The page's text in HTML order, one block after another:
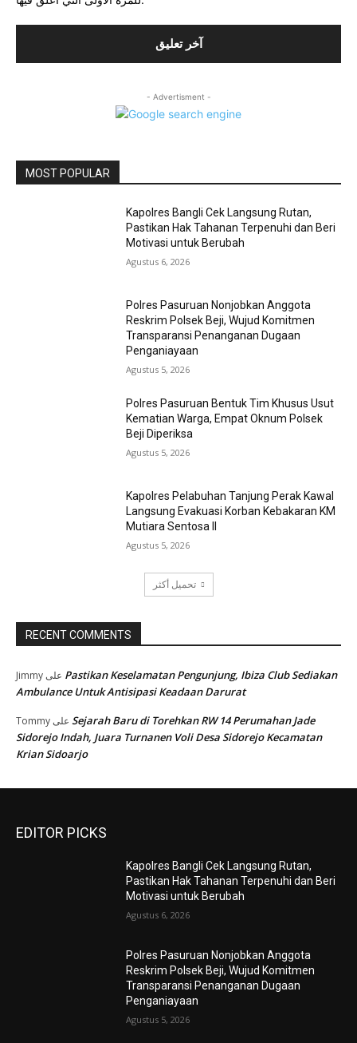
- Advertisment -
MOST POPULAR
Kapolres Bangli Cek Langsung Rutan,
Pastikan Hak Tahanan Terpenuhi dan Beri
Motivasi untuk Berubah
Agustus 6, 2026
Polres Pasuruan Nonjobkan Anggota
Reskrim Polsek Beji, Wujud Komitmen
Transparansi Penanganan Dugaan
Penganiayaan
Agustus 5, 2026
Polres Pasuruan Bentuk Tim Khusus Usut
Kematian Warga, Empat Oknum Polsek
Beji Diperiksa
Agustus 5, 2026
Kapolres Pelabuhan Tanjung Perak Kawal
Langsung Evakuasi Korban Kebakaran KM
Mutiara Sentosa II
Agustus 5, 2026
تحميل أكثر
RECENT COMMENTS
Jimmy
Pastikan Keselamatan Pengunjung, Ibiza Club Sediakan
Ambulance Untuk Antisipasi Keadaan Darurat
Tommy
Sejarah Baru di Torehkan RW 14 Perumahan Jade
Sidorejo Indah, Juara Turnanen Voli Desa Sidorejo Kecamatan
Krian Sidoarjo
EDITOR PICKS
Kapolres Bangli Cek Langsung Rutan,
Pastikan Hak Tahanan Terpenuhi dan Beri
Motivasi untuk Berubah
Agustus 6, 2026
Polres Pasuruan Nonjobkan Anggota
Reskrim Polsek Beji, Wujud Komitmen
Transparansi Penanganan Dugaan
Penganiayaan
Agustus 5, 2026